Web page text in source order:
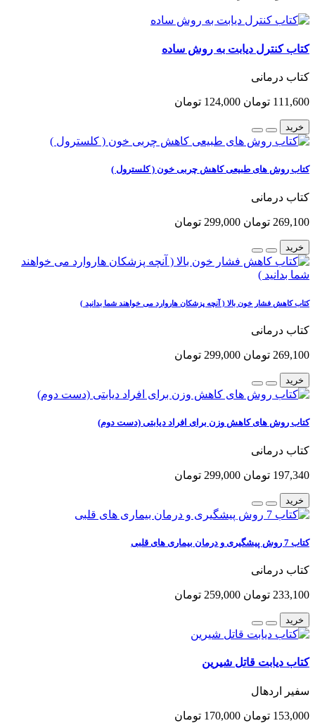
کتاب کنترل دیابت به روش ساده
کتاب درمانی
111,600 تومان 124,000 تومان
خرید
کتاب روش های طبیعی کاهش چربی خون ( کلسترول )
کتاب درمانی
269,100 تومان 299,000 تومان
خرید
کتاب کاهش فشار خون بالا ( آنچه پزشکان هاروارد می خواهند شما بدانید )
کتاب درمانی
269,100 تومان 299,000 تومان
خرید
کتاب روش های کاهش وزن برای افراد دیابتی (دست دوم)
کتاب درمانی
197,340 تومان 299,000 تومان
خرید
کتاب 7 روش پیشگیری و درمان بیماری های قلبی
کتاب درمانی
233,100 تومان 259,000 تومان
خرید
کتاب دیابت قاتل شیرین
سفیر اردهال
153,000 تومان 170,000 تومان